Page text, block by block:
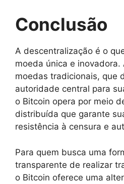
Conclusão
A descentralização é o
moeda única e inovadora.
moedas tradicionais, que
autoridade central para
o Bitcoin opera por meio
distribuída que garante
resistência à censura e
Para quem busca uma
transparente de realizar
o Bitcoin oferece uma